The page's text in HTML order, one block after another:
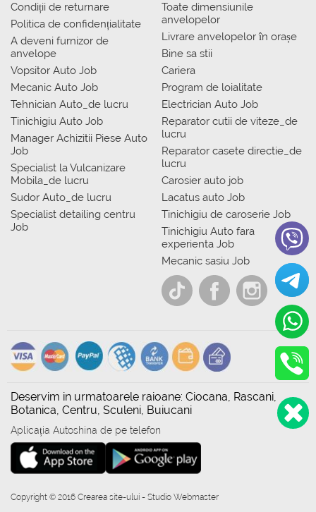
Condiții de returnare
Politica de confidențialitate
A deveni furnizor de
anvelope
Vopsitor Auto Job
Mecanic Auto Job
Tehnician Auto_de lucru
Tinichigiu Auto Job
Manager Achizitii Piese Auto
Job
Specialist la Vulcanizare
Mobila_de lucru
Sudor Auto_de lucru
Specialist detailing centru
Job
Toate dimensiunile
anvelopelor
Livrare anvelopelor în orașe
Bine sa stii
Cariera
Program de loialitate
Electrician Auto Job
Reparator cutii de viteze_de
lucru
Reparator casete directie_de
lucru
Carosier auto job
Lacatus auto Job
Tinichigiu de caroserie Job
Tinichigiu Auto fara
experienta Job
Mecanic sasiu Job
Deservim in urmatoarele raioane: Ciocana, Rascani,
Botanica, Centru, Sculeni, Buiucani
Aplicația Autoshina de pe telefon
Copyright © 2016 Crearea site-ului - Studio Webmaster